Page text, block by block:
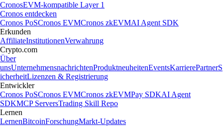
CronosEVM-kompatible Layer 1
Cronos entdecken
Cronos PoSCronos EVMCronos zkEVMAI Agent SDK
Erkunden
AffiliateInstitutionenVerwahrung
Crypto.com
Über
unsUnternehmensnachrichtenProduktneuheitenEventsKarrierePartnerS
icherheitLizenzen & Registrierung
Entwickler
Cronos PoSCronos EVMCronos zkEVMPay SDKAI Agent
SDKMCP ServersTrading Skill Repo
Lernen
LernenBitcoinForschungMarkt-Updates